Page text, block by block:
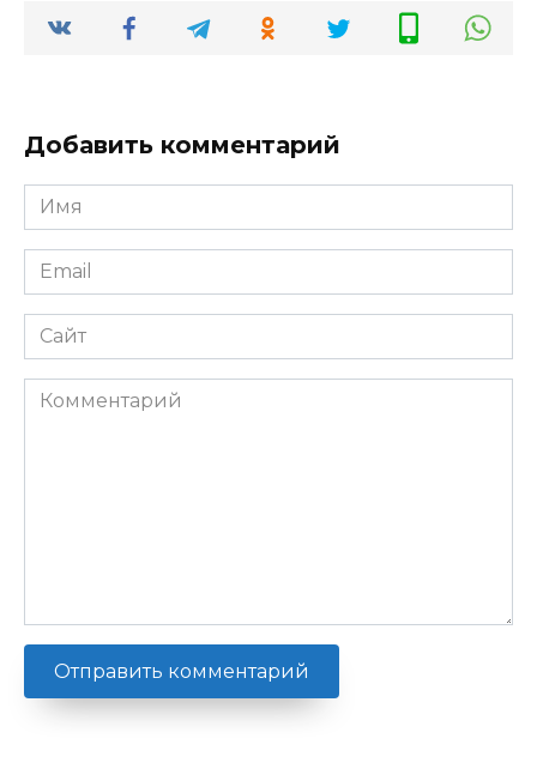
автомобиля
безопаснее
Добавить комментарий
Имя
*
Email
*
Сайт
Комментарий